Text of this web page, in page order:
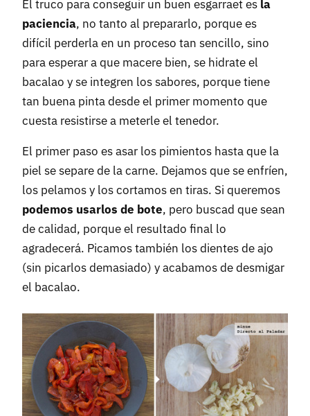
El truco para conseguir un buen esgarraet es la
paciencia, no tanto al prepararlo, porque es
difícil perderla en un proceso tan sencillo, sino
para esperar a que macere bien, se hidrate el
bacalao y se integren los sabores, porque tiene
tan buena pinta desde el primer momento que
cuesta resistirse a meterle el tenedor.
El primer paso es asar los pimientos hasta que la
piel se separe de la carne. Dejamos que se enfríen,
los pelamos y los cortamos en tiras. Si queremos
podemos usarlos de bote, pero buscad que sean
de calidad, porque el resultado final lo
agradecerá. Picamos también los dientes de ajo
(sin picarlos demasiado) y acabamos de desmigar
el bacalao.